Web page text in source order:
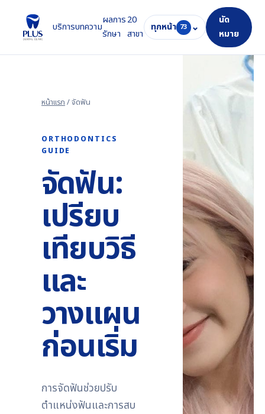
บริการบทความ
ผลการ
รักษา
20
สาขา
ทุกหน้า 73 ⌄
นัด
หมาย
หน้าแรก/ จัดฟัน
ORTHODONTICS
GUIDE
จัดฟัน:
เปรียบ
เทียบวิธี
และ
วางแผน
ก่อนเริ่ม
การจัดฟันช่วยปรับ
ตำแหน่งฟันและการสบ